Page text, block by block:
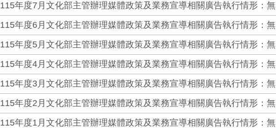
115年度7月文化部主管辦理媒體政策及業務宣導相關廣告執行情形：無
115年度6月文化部主管辦理媒體政策及業務宣導相關廣告執行情形：無
115年度5月文化部主管辦理媒體政策及業務宣導相關廣告執行情形：無
115年度4月文化部主管辦理媒體政策及業務宣導相關廣告執行情形：無
115年度3月文化部主管辦理媒體政策及業務宣導相關廣告執行情形：無
115年度2月文化部主管辦理媒體政策及業務宣導相關廣告執行情形：無
115年度1月文化部主管辦理媒體政策及業務宣導相關廣告執行情形：無